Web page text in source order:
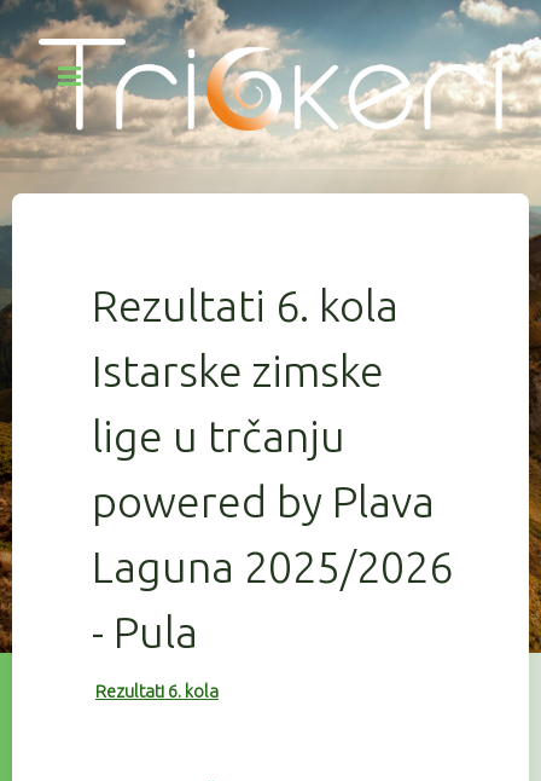
Rezultati 6. kola
Istarske zimske
lige u trčanju
powered by Plava
Laguna 2025/2026
- Pula
Rezultati 6. kola